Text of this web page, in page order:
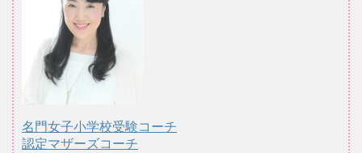
名門女子小学校受験コーチ
認定マザーズコーチ